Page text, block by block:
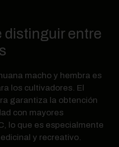
distinguir entre
macho y hembra es
los cultivadores. El
garantiza la obtención
con mayores
lo que es especialmente
y recreativo.